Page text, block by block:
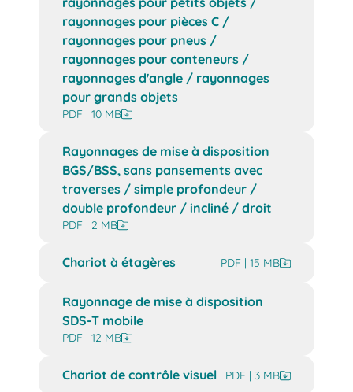
rayonnages pour pièces C /
rayonnages pour pneus /
rayonnages pour conteneurs /
rayonnages d'angle / rayonnages
pour grands objets
PDF | 10 MB
Rayonnages de mise à disposition
BGS/BSS, sans pansements avec
traverses / simple profondeur /
double profondeur / incliné / droit
PDF | 2 MB
Chariot à étagères PDF | 15 MB
Rayonnage de mise à disposition
SDS-T mobile
PDF | 12 MB
Chariot de contrôle visuel PDF | 3 MB